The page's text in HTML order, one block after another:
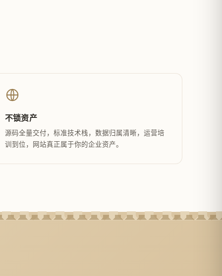
不锁资产
源码全量交付，标准技术栈，数据归属清晰，运营培
训到位，网站真正属于你的企业资产。